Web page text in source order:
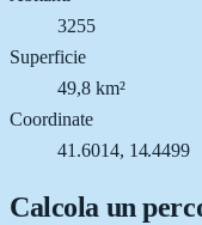
3255
Superficie
49,8 km²
Coordinate
41.6014, 14.4499
Calcola un